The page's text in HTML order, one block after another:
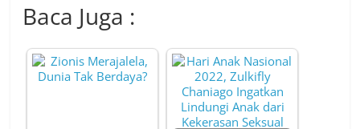
Baca Juga :